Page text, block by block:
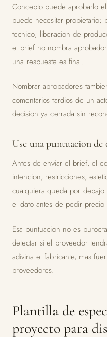
Concepto puede aprobarlo
puede necesitar
tecnico; liberacion de
el brief no nombra
una respuesta es final.
Nombrar aprobadores
comentarios tardios de un
decision ya cerrada sin
Use una puntuacion
Antes de enviar el brief, el
intencion, restricciones,
cualquiera queda por
el dato antes de pedir precio
Esa puntuacion no es
detectar si el proveedor
adivina el fabricante, mas
proveedores.
Plantilla de
proyecto para